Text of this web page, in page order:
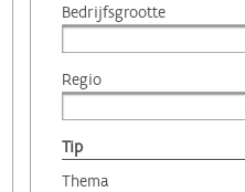
Bedrijfsgrootte
Regio
Tip
Thema